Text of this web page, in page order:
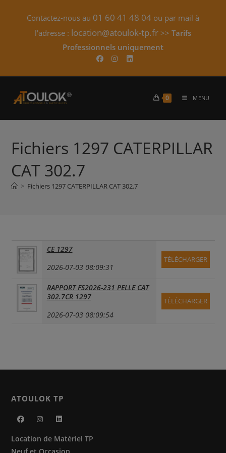
Contactez-nous au 01 60 41 48 04 ou par mail à
l'adresse : location@atoulok-tp.fr >> Tarifs
Professionnels uniquement​
0 MENU
Fichiers 1297 CATERPILLAR
CAT 302.7
> Fichiers 1297 CATERPILLAR CAT 302.7
CE 1297
2026-07-03 08:09:31
TÉLÉCHARGER
RAPPORT FS2026-231 PELLE CAT
302.7CR 1297
2026-07-03 08:09:54
TÉLÉCHARGER
ATOULOK TP
dans dans dans
Location de Matériel TP